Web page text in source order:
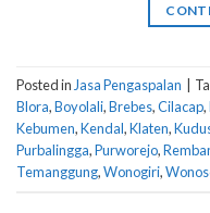
Posted in Jasa Pengaspalan
Blora,Boyolali,Brebes,Cilacap,
Kebumen,Kendal,Klaten,
Purbalingga,Purworejo,
Temanggung,Wonogiri,